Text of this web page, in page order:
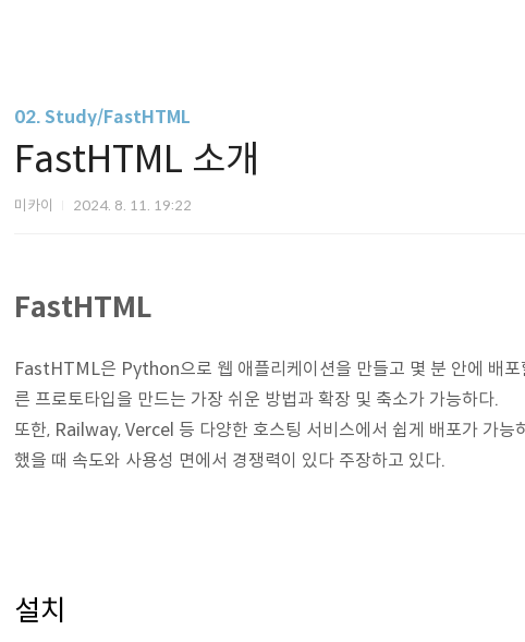
02. Study/FastHTML
FastHTML 소개
미카이 2024. 8. 11. 19:22
FastHTML
FastHTML은 Python으로 웹 애플리케이션을 만들고 몇 분 안에 배
른 프로토타입을 만드는 가장 쉬운 방법과 확장 및 축소가 가능하다.
또한, Railway, Vercel 등 다양한 호스팅 서비스에서 쉽게 배포가 가
했을 때 속도와 사용성 면에서 경쟁력이 있다 주장하고 있다.
설치